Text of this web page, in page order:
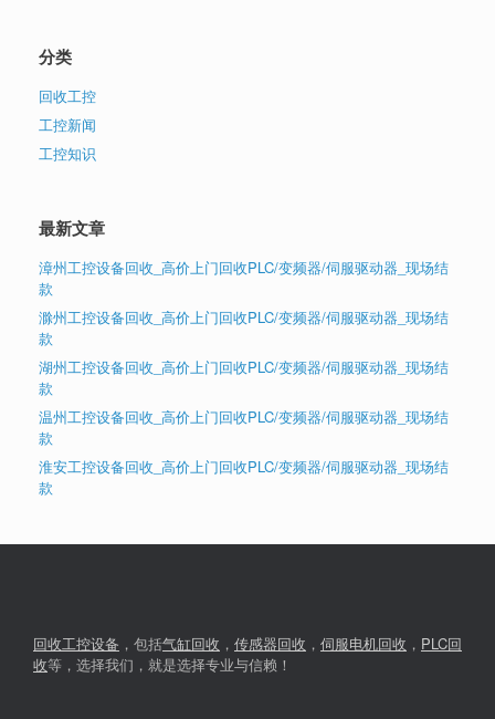
分类
回收工控
工控新闻
工控知识
最新文章
漳州工控设备回收_高价上门回收PLC/变频器/伺服驱动器_现场结
款
滁州工控设备回收_高价上门回收PLC/变频器/伺服驱动器_现场结
款
湖州工控设备回收_高价上门回收PLC/变频器/伺服驱动器_现场结
款
温州工控设备回收_高价上门回收PLC/变频器/伺服驱动器_现场结
款
淮安工控设备回收_高价上门回收PLC/变频器/伺服驱动器_现场结
款
回收工控设备 ，包括气缸回收 ， 传感器回收 ， 伺服电机回收 ， PLC回
收等，选择我们，就是选择专业与信赖！